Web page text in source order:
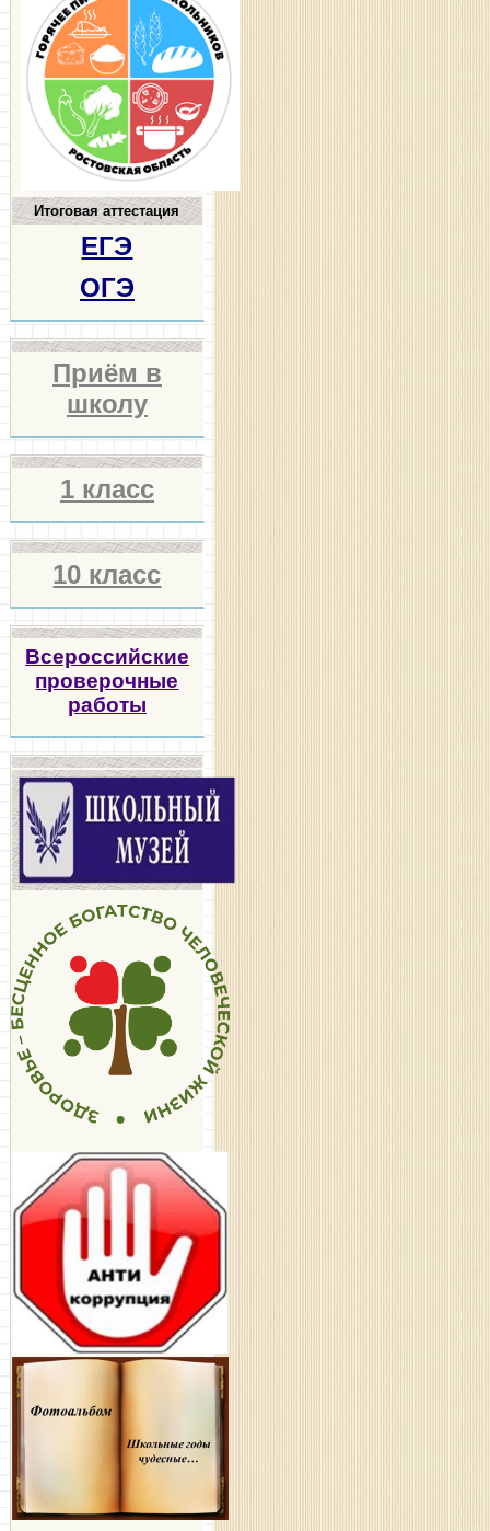
Итоговая аттестация
ЕГЭ
ОГЭ
Приём в
школу
1 класс
10 класс
Всероссийские
проверочные
работы